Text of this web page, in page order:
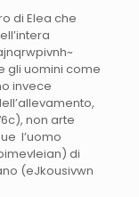
di Elea che
gli uomini come
invece
non arte
l’uomo
di
(eJkousivwn